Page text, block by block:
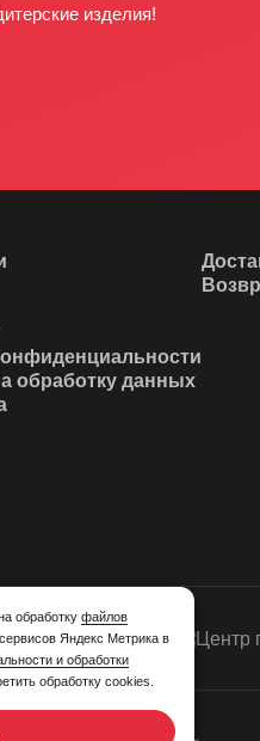
изделия!
обработку данных
обработку файлов
Яндекс Метрика в
и обработки
обработку cookies.